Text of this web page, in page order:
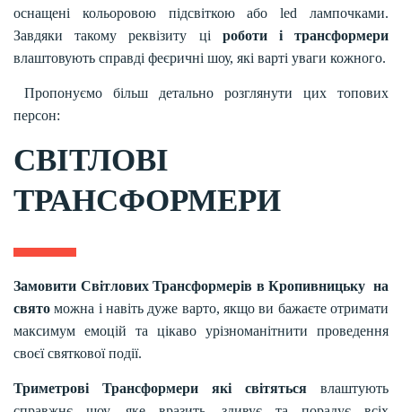
оснащені кольоровою підсвіткою або led лампочками.
Завдяки такому реквізиту ці роботи і трансформери
влаштовують справді феєричні шоу, які варті уваги кожного.
Пропонуємо більш детально розглянути цих топових
персон:
СВІТЛОВІ
ТРАНСФОРМЕРИ
Замовити Світлових Трансформерів в Кропивницьку на
свято можна і навіть дуже варто, якщо ви бажаєте отримати
максимум емоцій та цікаво урізноманітнити проведення
своєї святкової події.
Триметрові Трансформери які світяться влаштують